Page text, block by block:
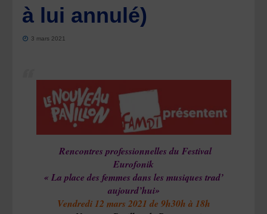
à lui annulé)
3 mars 2021
Rencontres professionnelles du Festival
Eurofonik
« La place des femmes dans les musiques trad’
aujourd’hui»
Vendredi 12 mars 2021 de 9h30h à 18h